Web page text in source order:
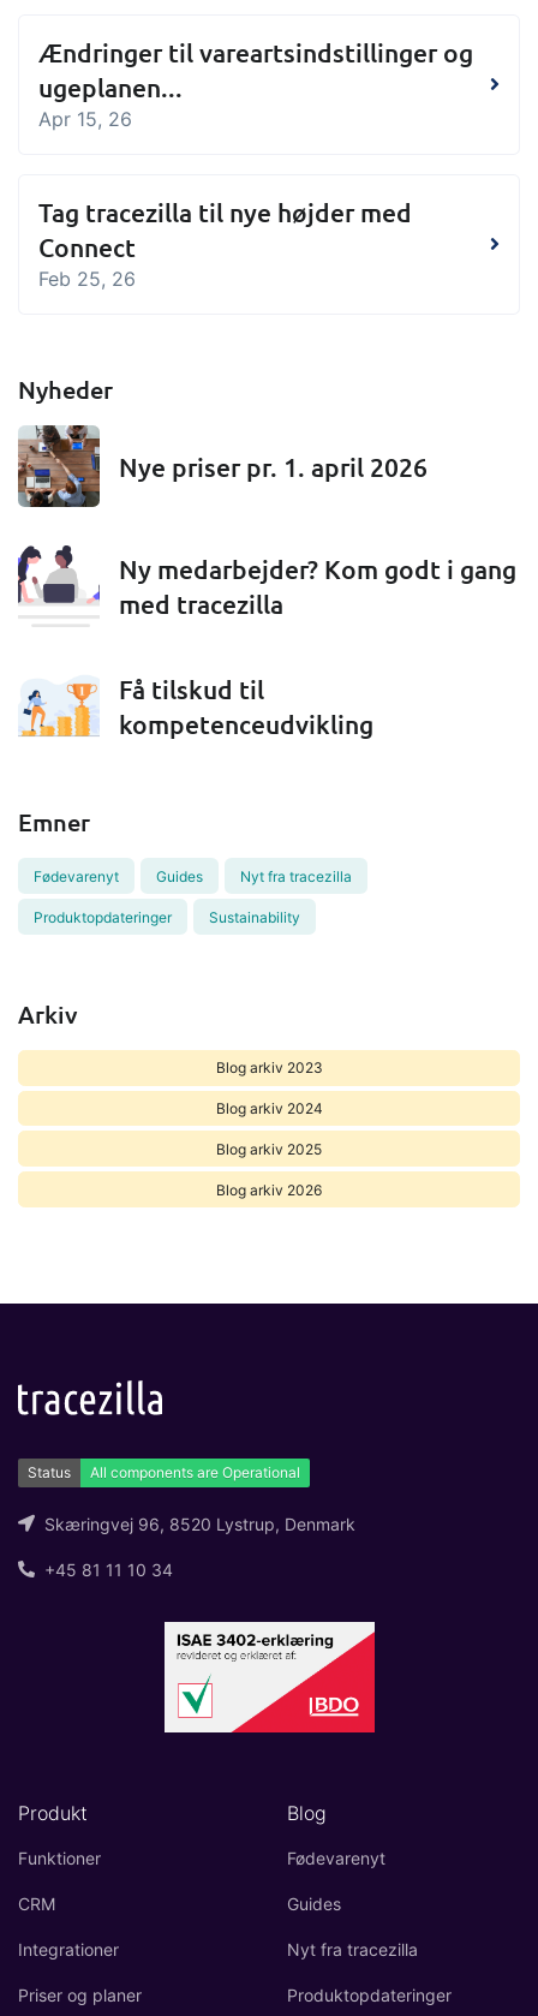
Ændringer til vareartsindstillinger og
ugeplanen...
Apr 15, 26
Tag tracezilla til nye højder med
Connect
Feb 25, 26
Nyheder
Nye priser pr. 1. april 2026
Ny medarbejder? Kom godt i gang
med tracezilla
Få tilskud til
kompetenceudvikling
Emner
Fødevarenyt Guides Nyt fra tracezilla
Produktopdateringer Sustainability
Arkiv
Blog arkiv 2023
Blog arkiv 2024
Blog arkiv 2025
Blog arkiv 2026
Skæringvej 96, 8520 Lystrup, Denmark
+45 81 11 10 34
Produkt
Funktioner
CRM
Integrationer
Priser og planer
Blog
Fødevarenyt
Guides
Nyt fra tracezilla
Produktopdateringer